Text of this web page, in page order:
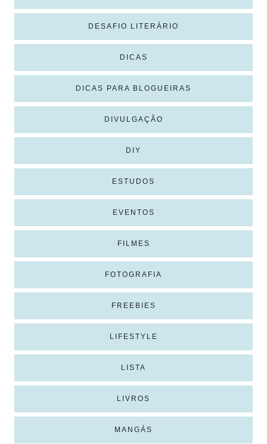
DESAFIO LITERÁRIO
DICAS
DICAS PARA BLOGUEIRAS
DIVULGAÇÃO
DIY
ESTUDOS
EVENTOS
FILMES
FOTOGRAFIA
FREEBIES
LIFESTYLE
LISTA
LIVROS
MANGÁS